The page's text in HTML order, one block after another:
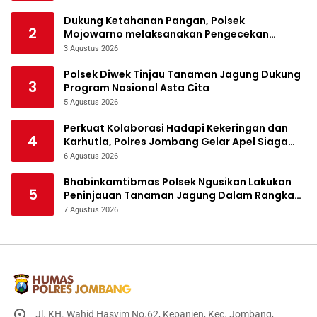
2
Dukung Ketahanan Pangan, Polsek
Mojowarno melaksanakan Pengecekan
Tanaman Jagung
3 Agustus 2026
3
Polsek Diwek Tinjau Tanaman Jagung Dukung
Program Nasional Asta Cita
5 Agustus 2026
4
Perkuat Kolaborasi Hadapi Kekeringan dan
Karhutla, Polres Jombang Gelar Apel Siaga
Bencana
6 Agustus 2026
5
Bhabinkamtibmas Polsek Ngusikan Lakukan
Peninjauan Tanaman Jagung Dalam Rangka
Mendukung Ketahanan Pangan
7 Agustus 2026
Jl. KH. Wahid Hasyim No.62, Kepanjen, Kec. Jombang,